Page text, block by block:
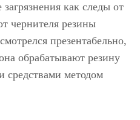
как следы от
чернителя резины
презентабельно,
обрабатывают резину
средствами методом